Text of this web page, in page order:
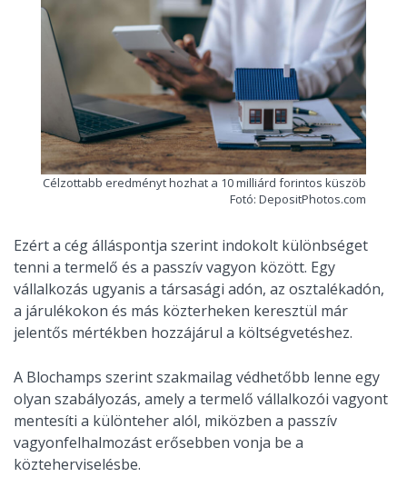
Célzottabb eredményt hozhat a 10 milliárd forintos küszöb
Fotó: DepositPhotos.com
Ezért a cég álláspontja szerint indokolt különbséget
tenni a termelő és a passzív vagyon között. Egy
vállalkozás ugyanis a társasági adón, az osztalékadón,
a járulékokon és más közterheken keresztül már
jelentős mértékben hozzájárul a költségvetéshez.
A Blochamps szerint szakmailag védhetőbb lenne egy
olyan szabályozás, amely a termelő vállalkozói vagyont
mentesíti a különteher alól, miközben a passzív
vagyonfelhalmozást erősebben vonja be a
közteherviselésbe.